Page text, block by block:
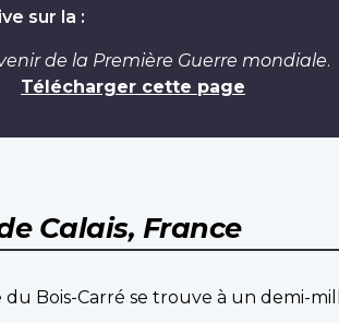
sur la :
de la Première Guerre mondiale.
Télécharger cette page
Calais, France
Bois-Carré se trouve à un demi-